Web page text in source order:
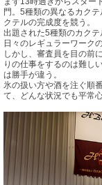
門。5種類の異なるカク
クテルの完成度を競う。
出題された5種類のカク
日々のレギュラーワーク
しかし、審査員を目の前
りの仕事をするのは難し
は勝手が違う。
氷の扱い方や酒を注ぐ順
て、どんな状況でも平常